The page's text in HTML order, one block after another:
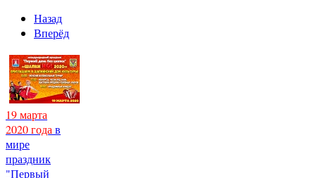
Назад
Вперёд
19 марта
2020 года в
мире
праздник
"Первый